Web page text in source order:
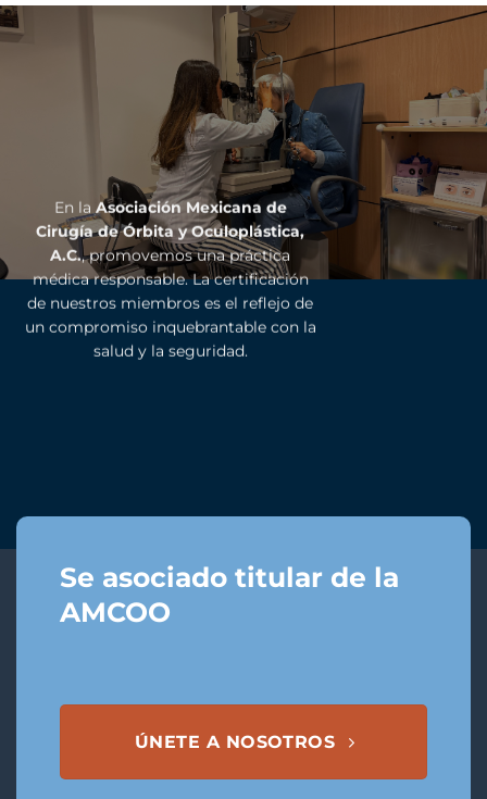
En la Asociación Mexicana de
Cirugía de Órbita y Oculoplástica,
A.C., promovemos una práctica
médica responsable. La certificación
de nuestros miembros es el reflejo de
un compromiso inquebrantable con la
salud y la seguridad.
Se asociado titular de la
AMCOO
ÚNETE A NOSOTROS